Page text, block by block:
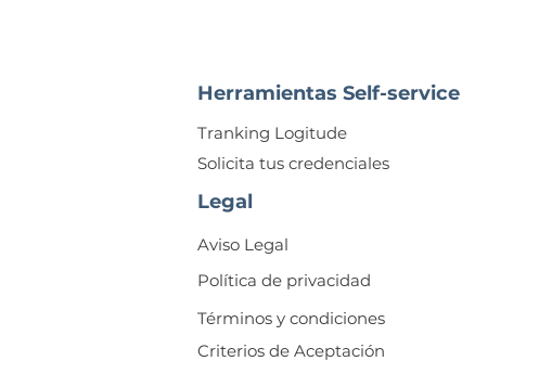
Herramientas Self-service
Tranking Logitude
Solicita tus credenciales
Legal
Aviso Legal
Política de privacidad
Términos y condiciones
Criterios de Aceptación